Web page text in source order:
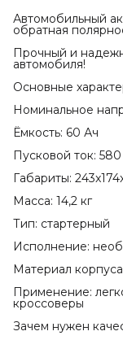
Автомобильный
обратная
Прочный и
автомобиля!
Основные
Номинальное
Ёмкость: 60 Ач
Пусковой ток:
Габариты:
Масса: 14,2 кг
Тип: стартерный
Исполнение:
Материал
Применение:
кроссоверы
Зачем нужен